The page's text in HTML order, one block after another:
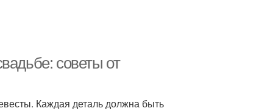
советы от
Каждая деталь должна быть